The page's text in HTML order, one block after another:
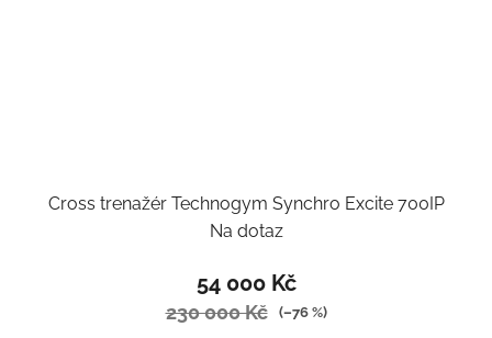
Cross trenažér Technogym Synchro Excite 700IP
Na dotaz
54 000 Kč
230 000 Kč (–76 %)